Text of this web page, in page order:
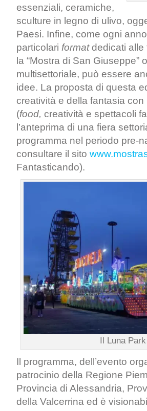
essenziali, ceramiche,
sculture in legno di ulivo,
Paesi. Infine, come ogni
particolari formatdedicati alle
la “Mostra di San
multisettoriale, può essere
idee. La proposta di questa
creatività e della fantasia
(food, creatività e spettacoli
l’anteprima di una fiera
programma nel periodo pre-
consultare il sito
Fantasticando).
Il Luna
Il programma, dell’evento
patrocinio della Regione
Provincia di Alessandria,
della Valcerrina ed è